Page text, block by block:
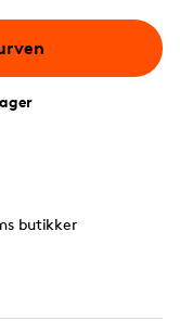
butikker